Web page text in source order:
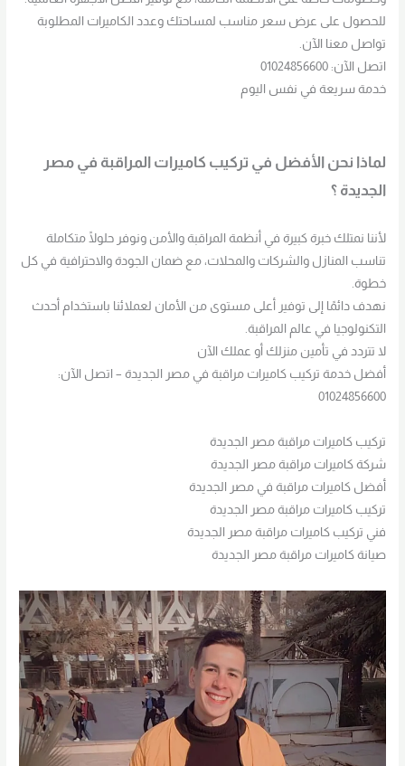
للحصول على عرض سعر مناسب لمساحتك وعدد الكاميرات المطلوبة
تواصل معنا الآن.
اتصل الآن: 01024856600
خدمة سريعة في نفس اليوم
لماذا نحن الأفضل في تركيب كاميرات المراقبة في مصر
الجديدة ؟
لأننا نمتلك خبرة كبيرة في أنظمة المراقبة والأمن ونوفر حلولًا متكاملة
تناسب المنازل والشركات والمحلات، مع ضمان الجودة والاحترافية في كل
خطوة.
نهدف دائمًا إلى توفير أعلى مستوى من الأمان لعملائنا باستخدام أحدث
التكنولوجيا في عالم المراقبة.
لا تتردد في تأمين منزلك أو عملك الآن
أفضل خدمة تركيب كاميرات مراقبة في مصر الجديدة – اتصل الآن:
01024856600
تركيب كاميرات مراقبة مصر الجديدة
شركة كاميرات مراقبة مصر الجديدة
أفضل كاميرات مراقبة في مصر الجديدة
تركيب كاميرات مراقبة مصر الجديدة
فني تركيب كاميرات مراقبة مصر الجديدة
صيانة كاميرات مراقبة مصر الجديدة